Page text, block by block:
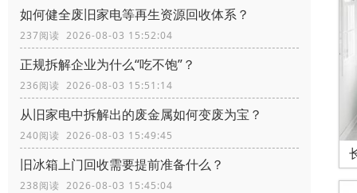
如何健全废旧家电等再生资源回收体系？
237阅读 2026-08-03 15:52:04
正规拆解企业为什么“吃不饱”？
236阅读 2026-08-03 15:51:14
从旧家电中拆解出的废金属如何变废为宝？
240阅读 2026-08-03 15:49:45
旧冰箱上门回收需要提前准备什么？
238阅读 2026-08-03 15:45:04